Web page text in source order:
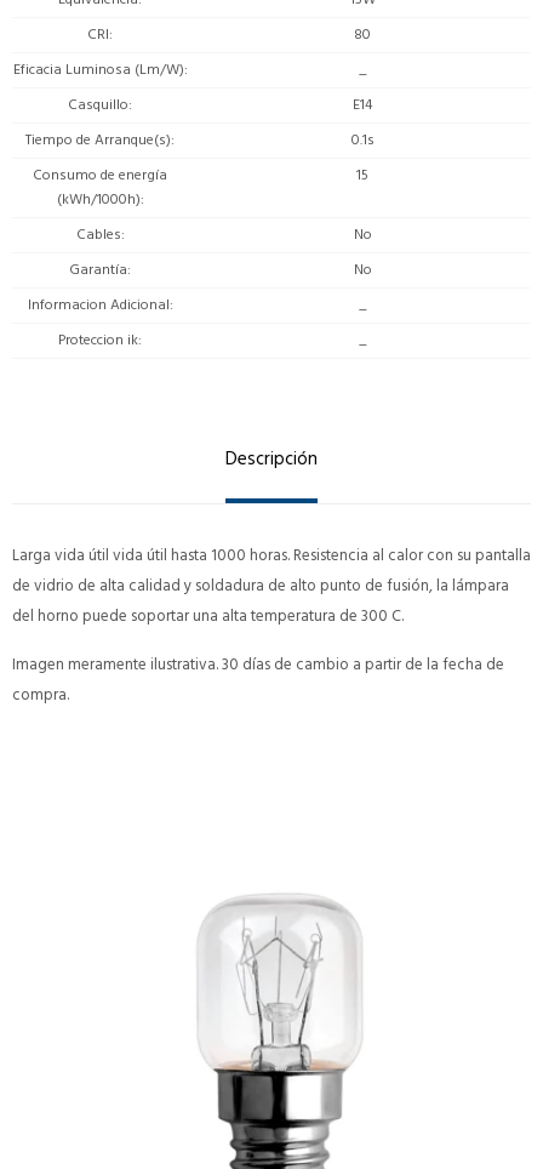
CRI
80
Eficacia Luminosa (Lm/W)
_
Casquillo
E14
Tiempo de Arranque(s)
0.1s
Consumo de energía
(kWh/1000h)
15
Cables
No
Garantía
No
Informacion Adicional
_
Proteccion ik
_
Descripción
Larga vida útil vida útil hasta 1000 horas. Resistencia al calor con su pantalla
de vidrio de alta calidad y soldadura de alto punto de fusión, la lámpara
del horno puede soportar una alta temperatura de 300 C.
Imagen meramente ilustrativa. 30 días de cambio a partir de la fecha de
compra.